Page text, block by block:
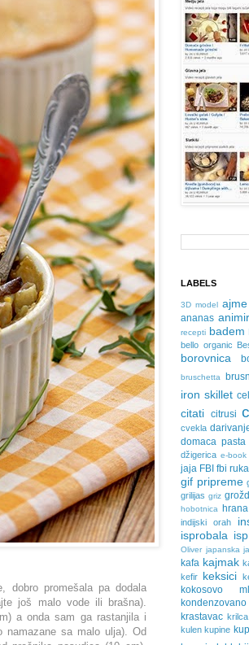
dobro promešala pa dodala
još malo vode ili brašna).
a onda sam ga rastanjila i
namazane sa malo ulja). Od
LABELS
3D model
ananas
recepti badem
bello organic
borovnica
bruschetta
iron skillet
citati citrusi
cvekla
domaca pasta
džigerica e-book
jaja FBI fbi
gif pripreme
grilijas griz
hobotnica
indijski orah
isprobala
Oliver japanska
kafa kajmak
kefir keksici
kokosovo
krastavac krilca
kulen kupine